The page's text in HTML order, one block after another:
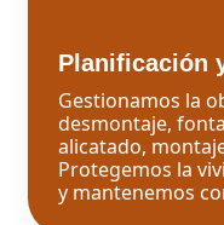
Planificación
Gestionamos la
desmontaje,
alicatado,
Protegemos la
y mantenemos